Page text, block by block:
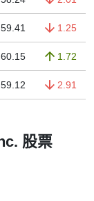
59.41 1.25
60.15 1.72
59.12 2.91
股票